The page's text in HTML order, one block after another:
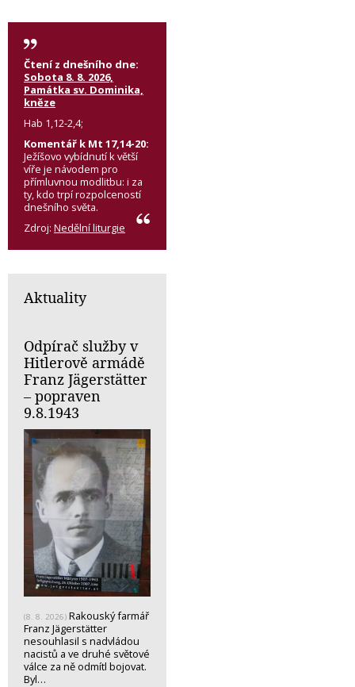
Čtení z dnešního dne:
Sobota 8. 8. 2026,
Památka sv. Dominika,
kněze
Hab 1,12-2,4;
Komentář k Mt 17,14-20:
Ježíšovo vybídnutí k větší
víře je návodem pro
přímluvnou modlitbu: i za
ty, kdo trpí rozpolceností
dnešního světa.
Zdroj: Nedělní liturgie
Aktuality
Odpírač služby v
Hitlerově armádě
Franz Jägerstätter
– popraven
9.8.1943
(8. 8. 2026) Rakouský farmář
Franz Jägerstätter
nesouhlasil s nadvládou
nacistů a ve druhé světové
válce za ně odmítl bojovat.
Byl…